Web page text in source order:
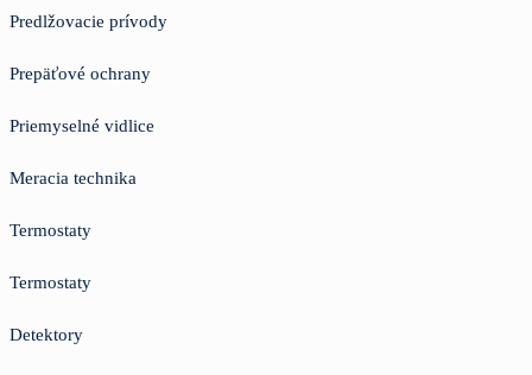
Predlžovacie prívody
Prepäťové ochrany
Priemyselné vidlice
Meracia technika
Termostaty
Termostaty
Detektory